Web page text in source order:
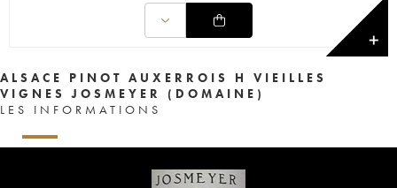
✕
ALSACE PINOT AUXERROIS H VIEILLES
VIGNES JOSMEYER (DOMAINE)
LES INFORMATIONS